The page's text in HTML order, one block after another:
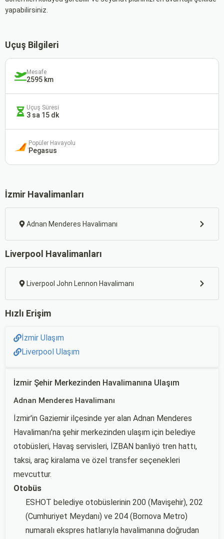
yapabilirsiniz.
Uçuş Bilgileri
Mesafe
2595 km
Uçuş Süresi
3 sa 15 dk
Popüler Havayolu
Pegasus
İzmir Havalimanları
Adnan Menderes Havalimanı
Liverpool Havalimanları
Liverpool John Lennon Havalimanı
Hızlı Erişim
İzmir Ulaşım
Liverpool Ulaşım
İzmir Şehir Merkezinden Havalimanına Ulaşım
Adnan Menderes Havalimanı
İzmir'in Gaziemir ilçesinde yer alan Adnan Menderes
Havalimanı'na şehir merkezinden ulaşım için belediye
otobüsleri, Havaş servisleri, İZBAN banliyö tren hattı,
taksi, araç kiralama ve özel transfer seçenekleri
mevcuttur.
Otobüs
ESHOT belediye otobüslerinin 200 (Mavişehir), 202
(Cumhuriyet Meydanı) ve 204 (Bornova Metro)
numaralı ekspres hatlarıyla havalimanına doğrudan